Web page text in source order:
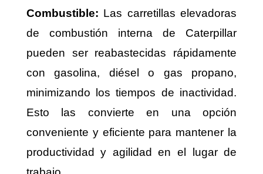
Combustible: Las carretillas elevadoras
de combustión interna de Caterpillar
pueden ser reabastecidas rápidamente
con gasolina, diésel o gas propano,
minimizando los tiempos de inactividad.
Esto las convierte en una opción
conveniente y eficiente para mantener la
productividad y agilidad en el lugar de